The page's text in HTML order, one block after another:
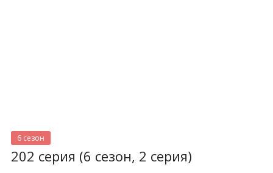
6 сезон
202 серия (6 сезон, 2 серия)